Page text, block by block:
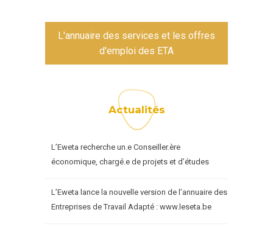
L'annuaire des services et les offres
d'emploi des ETA
Actualités
L’Eweta recherche un.e Conseiller.ère
économique, chargé.e de projets et d’études
L’Eweta lance la nouvelle version de l’annuaire des
Entreprises de Travail Adapté : www.leseta.be